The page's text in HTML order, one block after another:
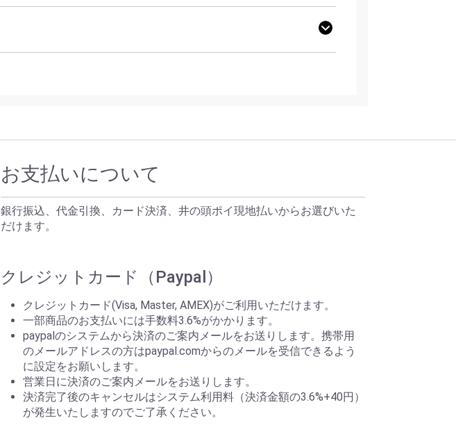
お支払いについて
銀行振込、代金引換、カード決済、井の頭ポイ現地払いからお選びいた
だけます。
クレジットカード（Paypal）
クレジットカード(Visa, Master, AMEX)がご利用いただけます。
一部商品のお支払いには手数料3.6%がかかります。
paypalのシステムから決済のご案内メールをお送りします。携帯用
のメールアドレスの方はpaypal.comからのメールを受信できるよう
に設定をお願いします。
営業日に決済のご案内メールをお送りします。
決済完了後のキャンセルはシステム利用料（決済金額の3.6%+40円）
が発生いたしますのでご了承ください。